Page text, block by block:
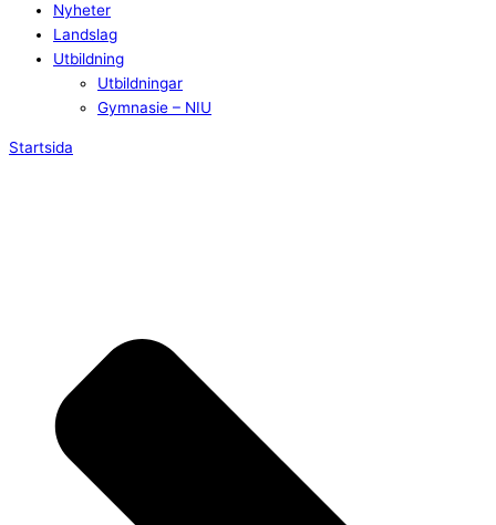
Nyheter
Landslag
Utbildning
Utbildningar
Gymnasie – NIU
Startsida